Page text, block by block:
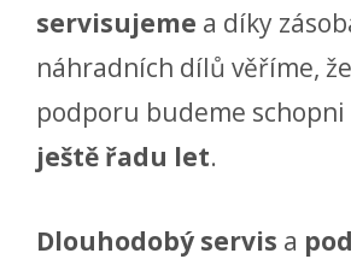
servisujeme a díky
náhradních dílů věříme,
podporu budeme
ještě řadu let.
Dlouhodobý servis a